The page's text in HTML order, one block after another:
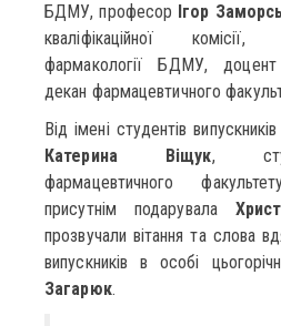
БДМУ, професор Ігор
кваліфікаційної
фармакології БДМУ, доцент
декан фармацевтичного
Від імені студентів
Катерина Віщук,
фармацевтичного
присутнім подарувала
прозвучали вітання та слова
випускників в особі
Загарюк.